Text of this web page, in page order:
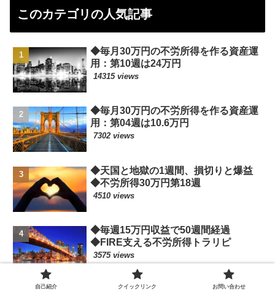
このカテゴリの人気記事
◆毎月30万円の不労所得を作る資産運
用：第10週は24万円
14315 views
◆毎月30万円の不労所得を作る資産運
用：第04週は10.6万円
7302 views
◆天国と地獄の1週間、損切りと爆益
◆不労所得30万円第18週
4510 views
◆毎週15万円収益で50週間経過
◆FIRE支える不労所得トラリピ
3575 views
◆投資法人化はお得なの？◆いくら稼
自己紹介 クイックリンク お問い合わせ